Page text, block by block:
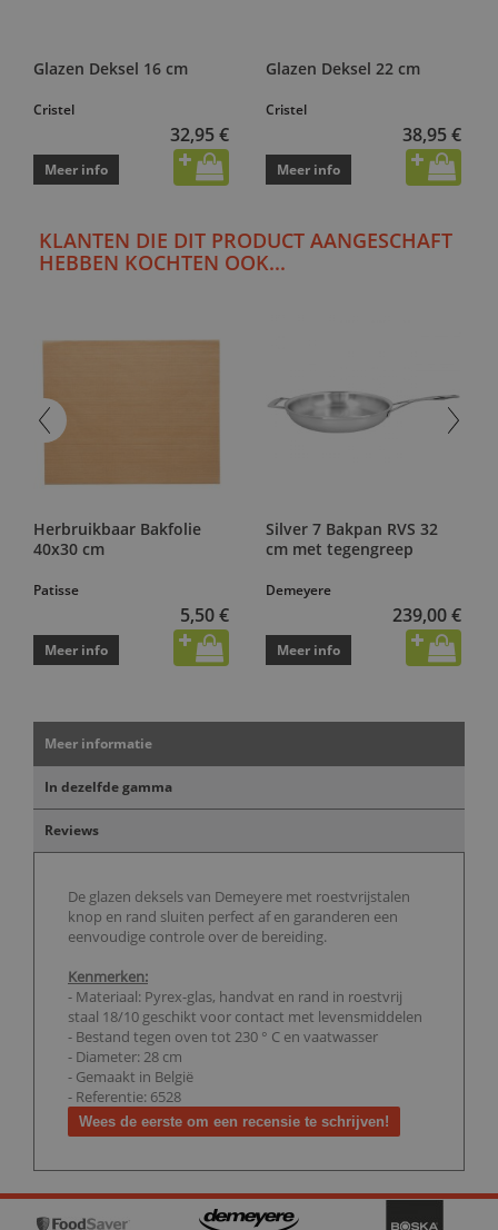
Glazen Deksel 16 cm
Cristel
32,95 €
Meer info
Glazen Deksel 22 cm
Cristel
38,95 €
Meer info
KLANTEN DIE DIT PRODUCT AANGESCHAFT
HEBBEN KOCHTEN OOK...
Herbruikbaar Bakfolie
40x30 cm
Patisse
5,50 €
Meer info
Silver 7 Bakpan RVS 32
cm met tegengreep
Demeyere
239,00 €
Meer info
Meer informatie
In dezelfde gamma
Reviews
De glazen deksels van Demeyere met roestvrijstalen
knop en rand sluiten perfect af en garanderen een
eenvoudige controle over de bereiding.
Kenmerken:
- Materiaal: Pyrex-glas, handvat en rand in roestvrij
staal 18/10 geschikt voor contact met levensmiddelen
- Bestand tegen oven tot 230 ° C en vaatwasser
- Diameter: 28 cm
- Gemaakt in België
- Referentie: 6528
Wees de eerste om een recensie te schrijven!